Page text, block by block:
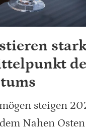
steigen
Nahen